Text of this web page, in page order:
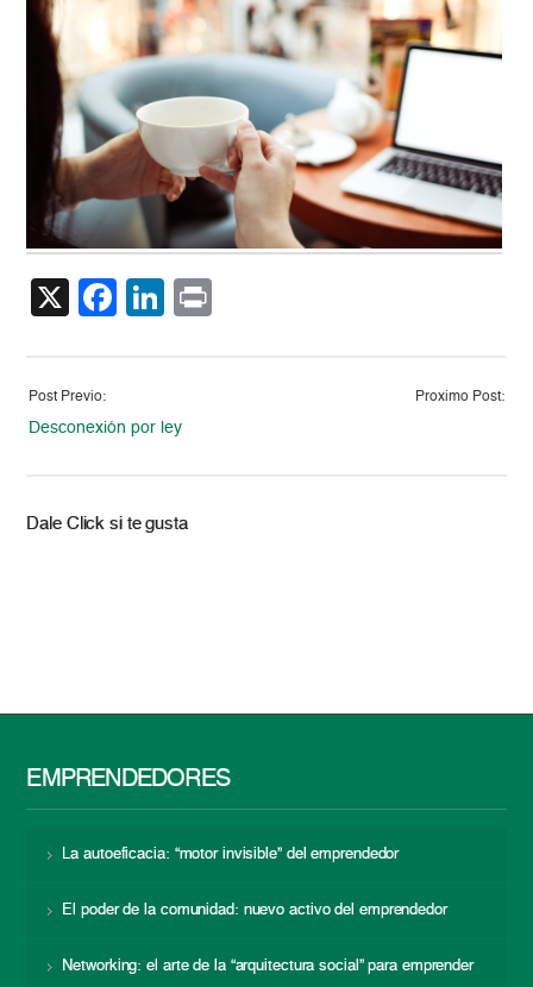
X Facebook
LinkedIn
Post Previo:
Desconexión por ley
Proximo Post:
Dale Click si te gusta
EMPRENDEDORES
La autoeficacia: “motor invisible” del emprendedor
El poder de la comunidad: nuevo activo del emprendedor
Networking: el arte de la “arquitectura social” para emprender